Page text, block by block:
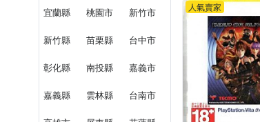
宜蘭縣 桃園市 新竹市
新竹縣 苗栗縣 台中市
彰化縣 南投縣 嘉義市
嘉義縣 雲林縣 台南市
人氣賣家